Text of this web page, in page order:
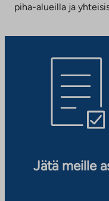
piha-alueilla ja
Jätä meille